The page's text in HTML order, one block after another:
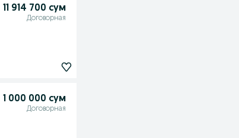
11 914 700 сум
Договорная
1 000 000 сум
Договорная